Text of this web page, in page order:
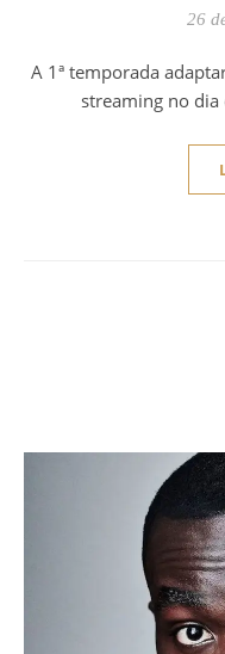
26
A 1ª temporada adaptará "A Pedra Filosofal" e chegará ao
streaming no